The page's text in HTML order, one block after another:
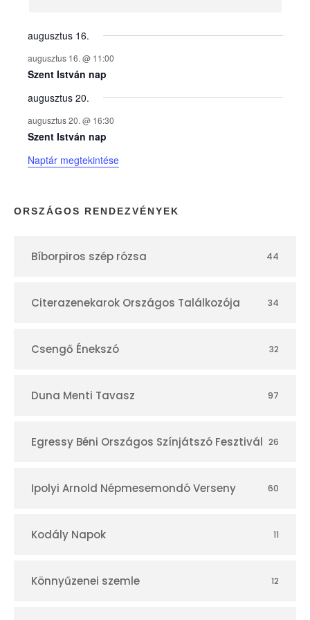
n
y
e
k
n
a
p
r
augusztus 16.
augusztus 16. @ 11:00
Szent István nap
augusztus 20.
augusztus 20. @ 16:30
Szent István nap
Naptár megtekintése
ORSZÁGOS RENDEZVÉNYEK
Bíborpiros szép rózsa 44
Citerazenekarok Országos Találkozója 34
Csengő Énekszó 32
Duna Menti Tavasz 97
Egressy Béni Országos Színjátszó Fesztivál 26
Ipolyi Arnold Népmesemondó Verseny 60
Kodály Napok 11
Könnyűzenei szemle 12